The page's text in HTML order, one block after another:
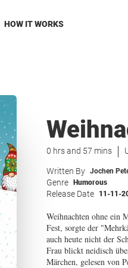
HOW IT WORKS
0 hrs and 57 mins
Written By Jochen
Genre Humorous
Release Date 11-11-
Weihnachten ohne ein
Fest, sorgte der
auch heute nicht der
Frau blickt neidisch
Märchen, gelesen von